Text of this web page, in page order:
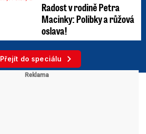
Radost v rodině Petra
Macinky: Polibky a růžová
oslava!
Přejít do speciálu